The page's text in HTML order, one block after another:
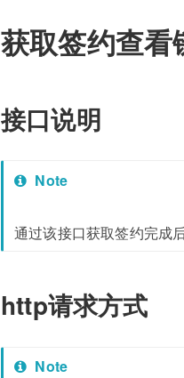
获取签约查看
接口说明
Note
通过该接口获取签约完成
http请求方式
Note